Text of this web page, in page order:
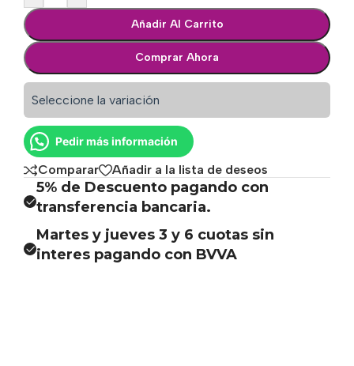
Añadir Al Carrito
Comprar Ahora
Seleccione la variación
Pedir más información
Comparar Añadir a la lista de deseos
5% de Descuento pagando con
transferencia bancaria.
Martes y jueves 3 y 6 cuotas sin
interes pagando con BVVA